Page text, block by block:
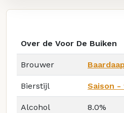
Over de Voor De Buiken
Brouwer
Bierstijl Saison -
Alcohol 8.0%